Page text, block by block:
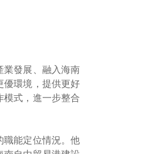
業發展、融入海南
優環境，提供更好
模式，進一步整合
職能定位情況。他